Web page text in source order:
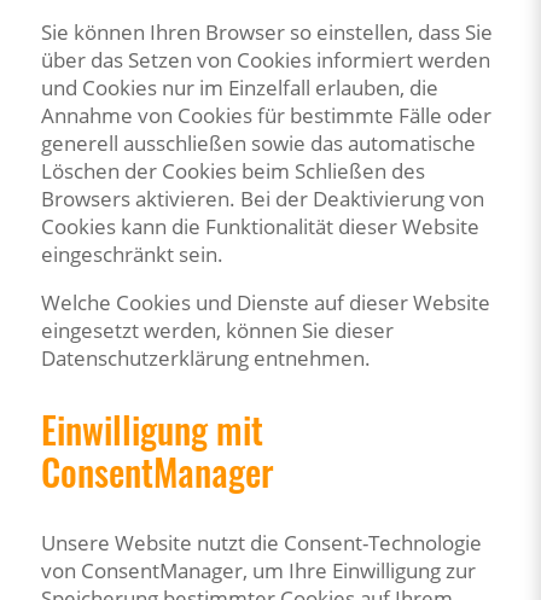
Sie können Ihren Browser so einstellen, dass Sie
über das Setzen von Cookies informiert werden
und Cookies nur im Einzelfall erlauben, die
Annahme von Cookies für bestimmte Fälle oder
generell ausschließen sowie das automatische
Löschen der Cookies beim Schließen des
Browsers aktivieren. Bei der Deaktivierung von
Cookies kann die Funktionalität dieser Website
eingeschränkt sein.
Welche Cookies und Dienste auf dieser Website
eingesetzt werden, können Sie dieser
Datenschutzerklärung entnehmen.
Einwilligung mit
ConsentManager
Unsere Website nutzt die Consent-Technologie
von ConsentManager, um Ihre Einwilligung zur